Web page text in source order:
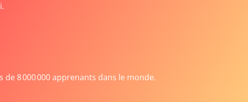
8 000 000 apprenants dans le monde.